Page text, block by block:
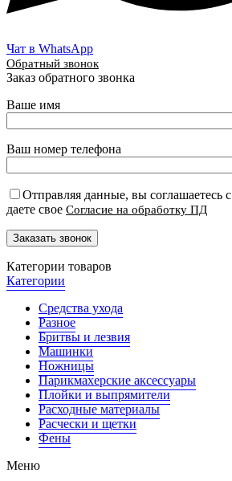
Чат в WhatsApp
Обратный звонок
Заказ обратного звонка
Ваше имя
Ваш номер телефона
Отправляя данные, вы соглашаетесь с
даете свое Согласие на обработку ПД
Категории товаров
Категории
Средства ухода
Разное
Бритвы и лезвия
Машинки
Ножницы
Парикмахерские аксессуары
Плойки и выпрямители
Расходные материалы
Расчески и щетки
Фены
Меню